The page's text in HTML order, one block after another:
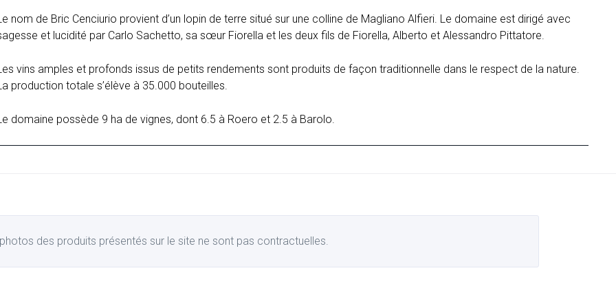
nom de Bric Cenciurio provient d’un lopin de terre situé sur une colline de Magliano Alfieri. Le domaine est dirigé avec
et lucidité par Carlo Sachetto, sa sœur Fiorella et les deux fils de Fiorella, Alberto et Alessandro Pittatore.
vins amples et profonds issus de petits rendements sont produits de façon traditionnelle dans le respect de la nature.
production totale s’élève à 35.000 bouteilles.
domaine possède 9 ha de vignes, dont 6.5 à Roero et 2.5 à Barolo.
des produits présentés sur le site ne sont pas contractuelles.